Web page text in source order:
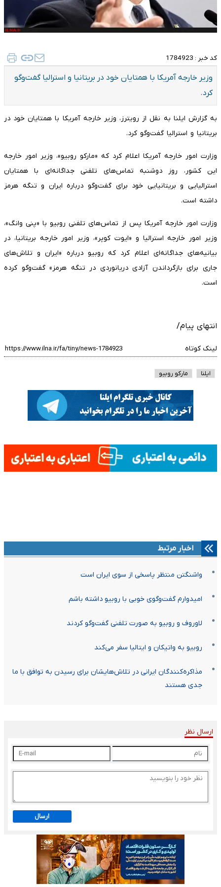
کد خبر : 1784923
وزیر خارجه آمریکا با همتایان خود در بریتانیا و استرالیا گفت‌وگو
کرد.
به گزارش ایلنا به نقل از رویترز، وزیر خارجه آمریکا با همتایان خود در
بریتانیا و استرالیا گفت‌وگو کرد.
وزارت امور خارجه آمریکا اعلام کرد که «مارکو روبیو»، وزیر امور خارجه
این کشور، روز دوشنبه تماس‌های تلفنی جداگانه‌ای با همتایان
استرالیایی و بریتانیایی خود برای گفت‌وگو درباره ایران و تنگه هرمز
داشته است.
وزارت امور خارجه آمریکا پس از تماس‌های تلفنی روبیو با «پنی وانگ»،
وزیر امور خارجه استرالیا و «ایوت کوپر»، وزیر امور خارجه بریتانیا، در
بیانیه‌های جداگانه‌ای اعلام کرد که روبیو درباره «ایران و تلاش‌های
جاری برای بازگرداندن آزادی دریانوردی در تنگه هرمز» گفت‌وگو کرده
است.
انتهای پیام/
لینک کوتاه
ایلنا مارکو روبیو
اخبار مرتبط
واشنگتن منتظر پاسخی از سوی ایران است
امیدوارم گفت‌وگوی خوبی با روبیو داشته باشم
لاوروف و روبیو به صورت تلفنی گفت‌وگو کردند
روبیو به واتیکان و ایتالیا سفر می‌کند
مذاکره‌کنندگان ایرانی در تلاش‌هایشان برای رسیدن به توافق با ما
جدی هستند
ارسال نظر
ارسال